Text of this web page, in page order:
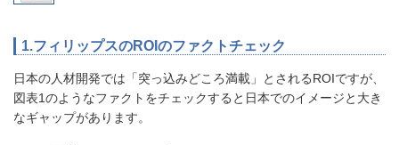
1.フィリップスのROIのファクトチェック
日本の人材開発では「突っ込みどころ満載」とされるROIですが、
図表1のようなファクトをチェックすると日本でのイメージと大き
なギャップがあります。